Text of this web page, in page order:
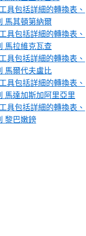
具包括詳細的轉換表、
馬其頓第納爾
具包括詳細的轉換表、
馬拉維克瓦查
具包括詳細的轉換表、
馬爾代夫盧比
具包括詳細的轉換表、
馬達加斯加阿里亞里
具包括詳細的轉換表、
黎巴嫩鎊